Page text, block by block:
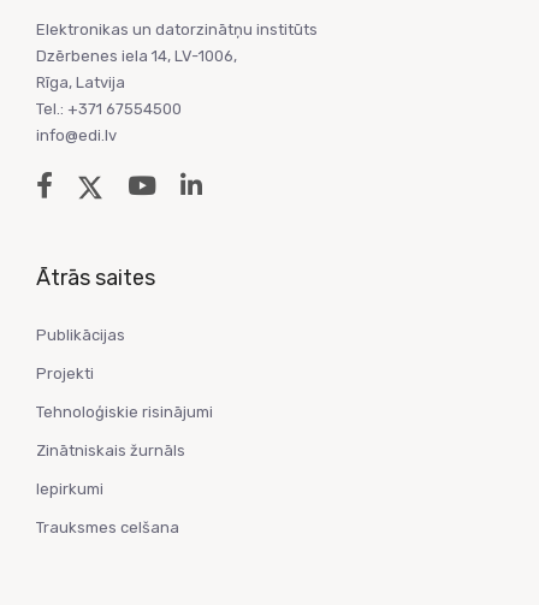
Elektronikas un datorzinātņu institūts
Dzērbenes iela 14, LV-1006,
Rīga, Latvija
Tel.: +371 67554500
info@edi.lv
Ātrās saites
Publikācijas
Projekti
Tehnoloģiskie risinājumi
Zinātniskais žurnāls
Iepirkumi
Trauksmes celšana